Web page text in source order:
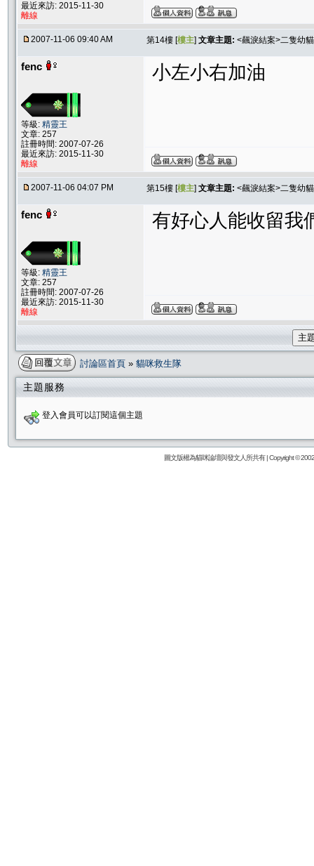
最近來訪: 2015-11-30
離線
2007-11-06 09:40 AM 第14樓 [樓主] 文章主題: <飆淚結案>二隻幼
fenc
等級: 精靈王
文章: 257
註冊時間: 2007-07-26
最近來訪: 2015-11-30
離線
小左小右加油
2007-11-06 04:07 PM 第15樓 [樓主] 文章主題: <飆淚結案>二隻幼
fenc
等級: 精靈王
文章: 257
註冊時間: 2007-07-26
最近來訪: 2015-11-30
離線
有好心人能收留我
主
討論區首頁 » 貓咪救生隊
主題服務
登入會員可以訂閱這個主題
圖文版權為貓咪論壇與發文人所共有 | Copyright ©